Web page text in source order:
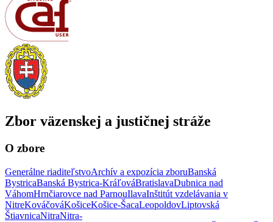
Zbor väzenskej a justičnej stráže
O zbore
Generálne riaditeľstvoArchív a expozícia zboruBanská
BystricaBanská Bystrica-KráľováBratislavaDubnica nad
VáhomHrnčiarovce nad ParnouIlavaInštitút vzdelávania v
NitreKováčováKošiceKošice-ŠacaLeopoldovLiptovská
ŠtiavnicaNitraNitra-